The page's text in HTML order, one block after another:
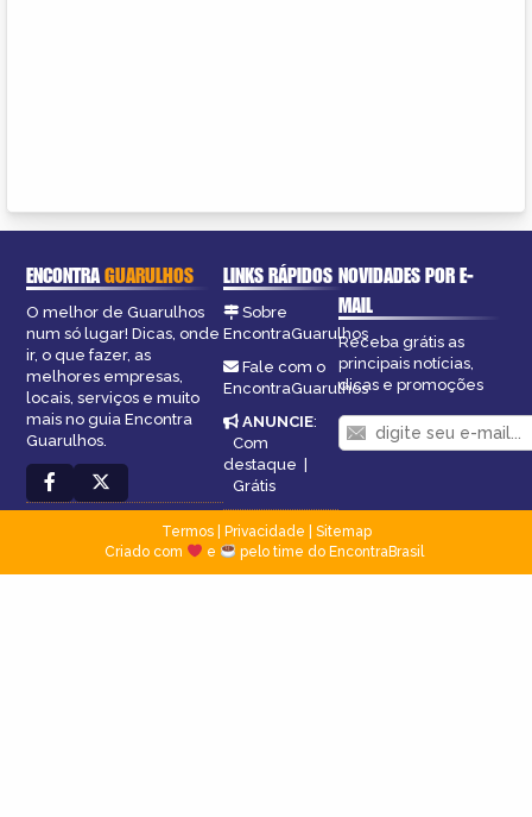
ENCONTRAGUARULHOS
O melhor de Guarulhos
num só lugar! Dicas, onde
ir, o que fazer, as
melhores empresas,
locais, serviços e muito
mais no guia Encontra
Guarulhos.
LINKS RÁPIDOS
Sobre
EncontraGuarulhos
Fale com o
EncontraGuarulhos
ANUNCIE:
Com
destaque |
Grátis
NOVIDADES POR E-
MAIL
Receba grátis as
principais notícias,
dicas e promoções
Termos| Privacidade
Sitemap
Criado com
e pelo time do EncontraBrasil